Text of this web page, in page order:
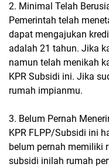
2. Minimal Telah
Pemerintah telah
dapat mengajukan
adalah 21 tahun. Jika
namun telah menikah
KPR Subsidi ini. Jika
rumah impianmu.
3. Belum Pernah
KPR FLPP/Subsidi ini
belum pernah memiliki
subsidi inilah rumah